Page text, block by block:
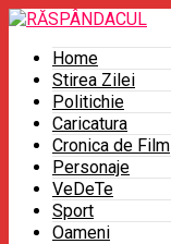
Home
Stirea Zilei
Politichie
Caricatura
Cronica de Film
Personaje
VeDeTe
Sport
Oameni